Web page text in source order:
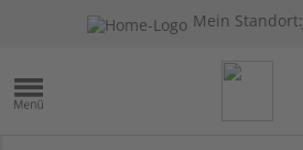
Mein Standort: